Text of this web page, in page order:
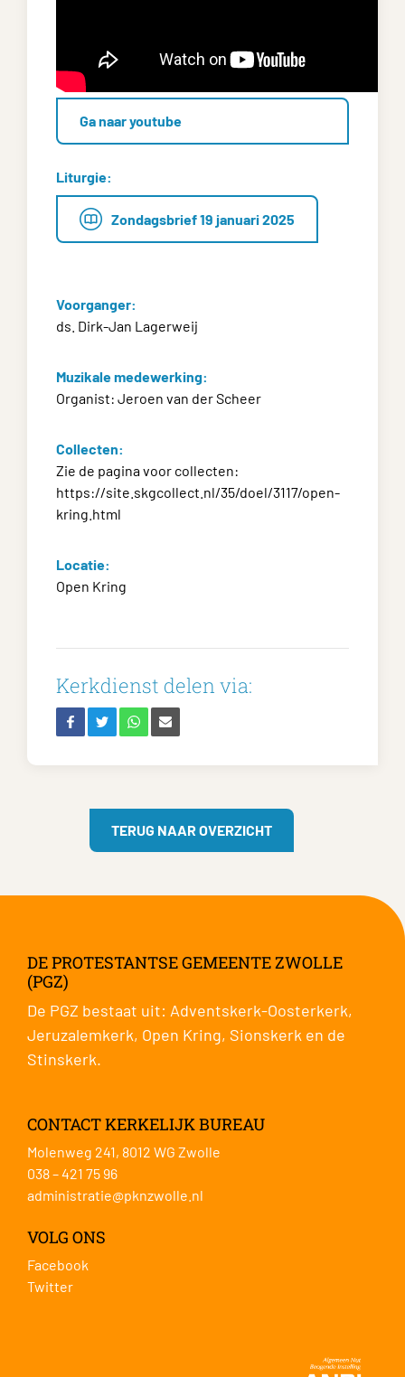
Ga naar youtube
Liturgie:
Zondagsbrief 19 januari 2025
Voorganger:
ds. Dirk-Jan Lagerweij
Muzikale medewerking:
Organist: Jeroen van der Scheer
Collecten:
Zie de pagina voor collecten:
https://site.skgcollect.nl/35/doel/3117/open-
kring.html
Locatie:
Open Kring
Kerkdienst delen via:
TERUG NAAR OVERZICHT
DE PROTESTANTSE GEMEENTE ZWOLLE
(PGZ)
De PGZ bestaat uit: Adventskerk-Oosterkerk,
Jeruzalemkerk, Open Kring, Sionskerk en de
Stinskerk.
CONTACT KERKELIJK BUREAU
Molenweg 241, 8012 WG Zwolle
038 – 421 75 96
administratie@pknzwolle.nl
VOLG ONS
Facebook
Twitter